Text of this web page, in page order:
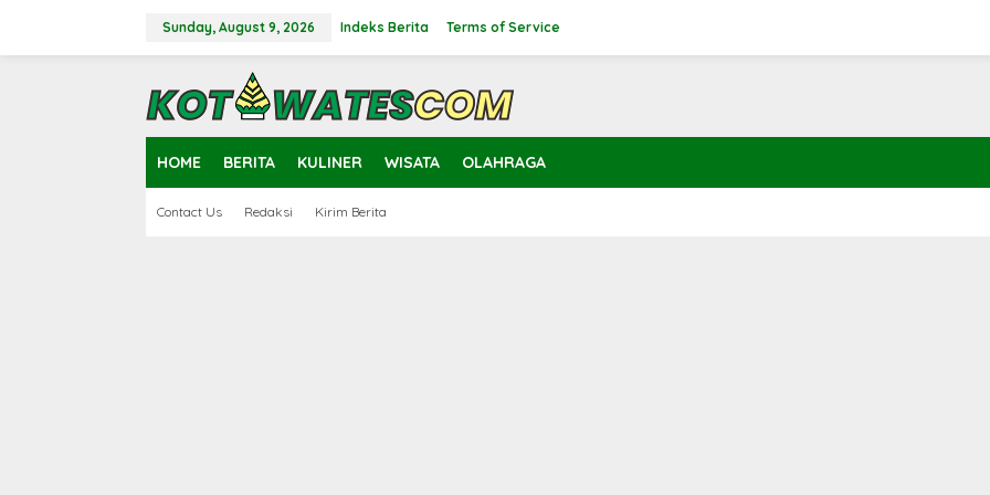
Sunday, August 9, 2026 Indeks Berita Terms of Service
HOME BERITA KULINER WISATA OLAHRAGA
Contact Us Redaksi Kirim Berita